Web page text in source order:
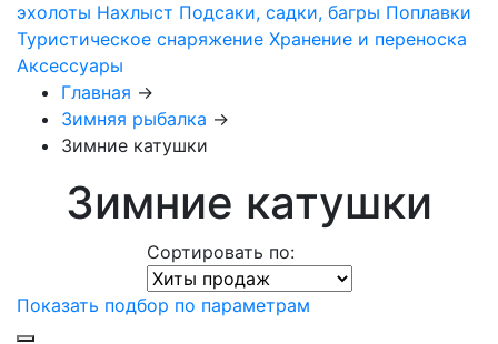
эхолоты Нахлыст Подсаки, садки, багры Поплавки
Туристическое снаряжение Хранение и переноска
Аксессуары
Главная →
Зимняя рыбалка →
Зимние катушки
Зимние катушки
Сортировать по:
Показать подбор по параметрам